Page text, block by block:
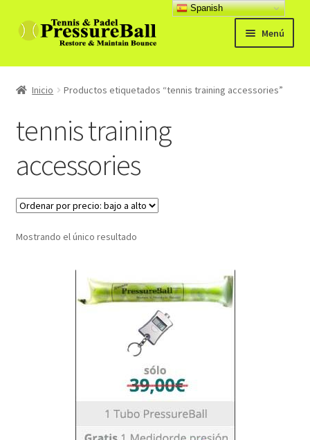
Ir
Ir
al
Menú
Productos
Manual
Preg. Frecuentes
Contacto y opiniones
Inicio Productos etiquetados “tennis training accessories”
tennis training
accessories
Mostrando el único resultado
Spanish